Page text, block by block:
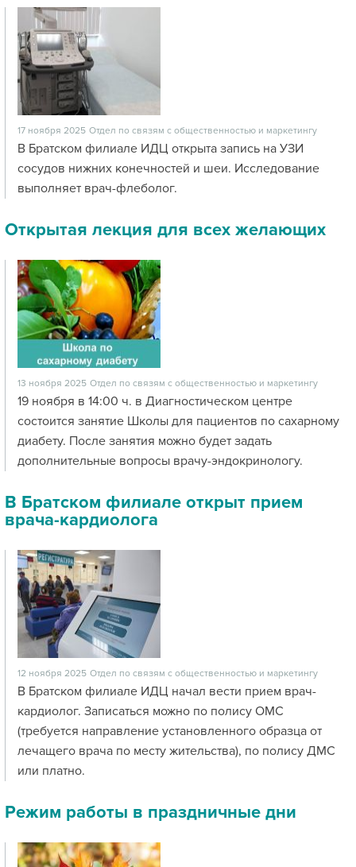
17 ноября 2025 Отдел по связям с общественностью и маркетингу
В Братском филиале ИДЦ открыта запись на УЗИ
сосудов нижних конечностей и шеи. Исследование
выполняет врач-флеболог.
Открытая лекция для всех желающих
13 ноября 2025 Отдел по связям с общественностью и маркетингу
19 ноября в 14:00 ч. в Диагностическом центре
состоится занятие Школы для пациентов по сахарному
диабету. После занятия можно будет задать
дополнительные вопросы врачу-эндокринологу.
В Братском филиале открыт прием
врача-кардиолога
12 ноября 2025 Отдел по связям с общественностью и маркетингу
В Братском филиале ИДЦ начал вести прием врач-
кардиолог. Записаться можно по полису ОМС
(требуется направление установленного образца от
лечащего врача по месту жительства), по полису ДМС
или платно.
Режим работы в праздничные дни